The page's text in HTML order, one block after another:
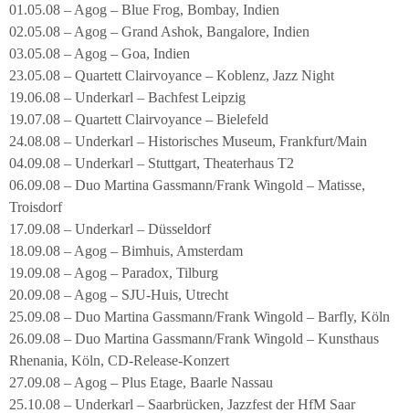
01.05.08 – Agog – Blue Frog, Bombay, Indien
02.05.08 – Agog – Grand Ashok, Bangalore, Indien
03.05.08 – Agog – Goa, Indien
23.05.08 – Quartett Clairvoyance – Koblenz, Jazz Night
19.06.08 – Underkarl – Bachfest Leipzig
19.07.08 – Quartett Clairvoyance – Bielefeld
24.08.08 – Underkarl – Historisches Museum, Frankfurt/Main
04.09.08 – Underkarl – Stuttgart, Theaterhaus T2
06.09.08 – Duo Martina Gassmann/Frank Wingold – Matisse,
Troisdorf
17.09.08 – Underkarl – Düsseldorf
18.09.08 – Agog – Bimhuis, Amsterdam
19.09.08 – Agog – Paradox, Tilburg
20.09.08 – Agog – SJU-Huis, Utrecht
25.09.08 – Duo Martina Gassmann/Frank Wingold – Barfly, Köln
26.09.08 – Duo Martina Gassmann/Frank Wingold – Kunsthaus
Rhenania, Köln, CD-Release-Konzert
27.09.08 – Agog – Plus Etage, Baarle Nassau
25.10.08 – Underkarl – Saarbrücken, Jazzfest der HfM Saar